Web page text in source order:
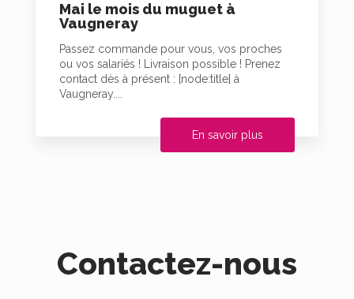
Mai le mois du muguet à
Vaugneray
Passez commande pour vous, vos proches
ou vos salariés ! Livraison possible ! Prenez
contact dès à présent : [node:title] à
Vaugneray....
En savoir plus
Contactez-nous